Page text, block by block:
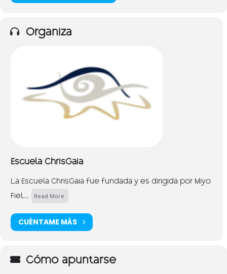
Organiza
Escuela ChrisGaia
La Escuela ChrisGaia fue fundada y es dirigida por Miyo
Fiel....
Read More.
CUÉNTAME MÁS
Cómo apuntarse